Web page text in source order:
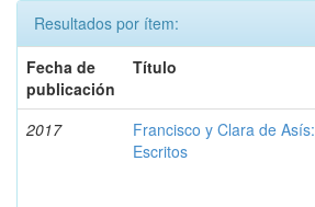
Resultados por ítem:
Fecha de
publicación
Título
2017
Francisco y Clara de Asís:
Escritos